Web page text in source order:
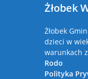
Żłobek
Żłobek
dzieci w
warunkach
Rodo
Polityka